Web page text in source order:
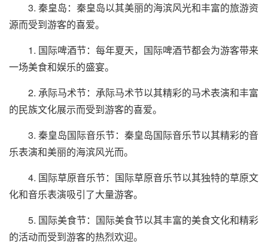
3. 秦皇岛：秦皇岛以其美丽的海滨风光和丰富的旅游资
源而受到游客的喜爱。
1. 国际啤酒节：每年夏天，国际啤酒节都会为游客带来
一场美食和娱乐的盛宴。
2. 承际马术节：承际马术节以其精彩的马术表演和丰富
的民族文化展示而受到游客的喜爱。
3. 秦皇岛国际音乐节：秦皇岛国际音乐节以其精彩的音
乐表演和美丽的海滨风光而。
4. 国际草原音乐节：国际草原音乐节以其独特的草原文
化和音乐表演吸引了大量游客。
5. 国际美食节：国际美食节以其丰富的美食文化和精彩
的活动而受到游客的热烈欢迎。